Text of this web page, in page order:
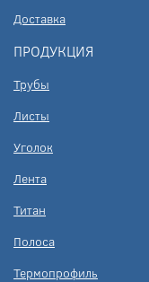
Доставка
ПРОДУКЦИЯ
Трубы
Листы
Уголок
Лента
Титан
Полоса
Термопрофиль